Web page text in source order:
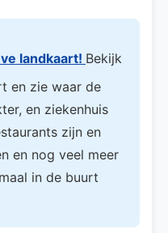
landkaart! Bekijk
en zie waar de
en ziekenhuis
zijn en
en nog veel meer
in de buurt